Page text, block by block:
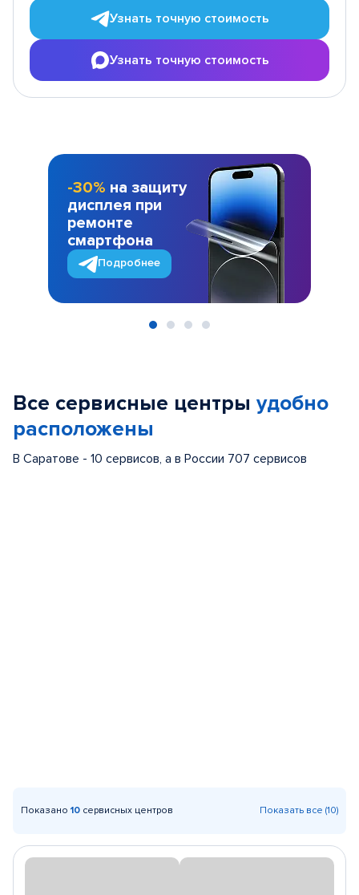
Узнать точную стоимость
Узнать точную стоимость
-30% на защиту
дисплея при
ремонте
смартфона
Подробнее
Все сервисные центры удобно
расположены
В Саратове - 10 сервисов, а в России 707 сервисов
Показано 10 сервисных центров Показать все (10)